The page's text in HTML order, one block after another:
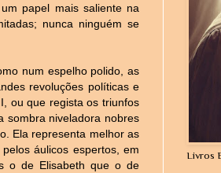
papel mais saliente na
nunca ninguém se
num espelho polido, as
revoluções políticas e
ou que regista os triunfos
sombra niveladora nobres
Ela representa melhor as
áulicos espertos, em
o de Elisabeth que o de
Livros